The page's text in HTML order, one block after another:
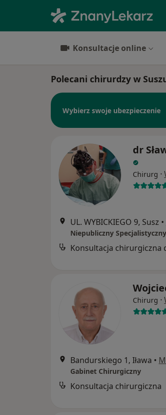
Konsultacje online
Polecani chirurdzy w
Wybierz swoje ubezpieczenie
dr
Chirurg ·
UL. WYBICKIEGO 9, Susz •
Niepubliczny
Konsultacja chirurgiczna
Chirurg ·
Bandurskiego 1, Iława •
Gabinet Chirurgiczny
Konsultacja chirurgiczna